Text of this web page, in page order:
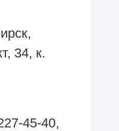
34, к.
45-40,